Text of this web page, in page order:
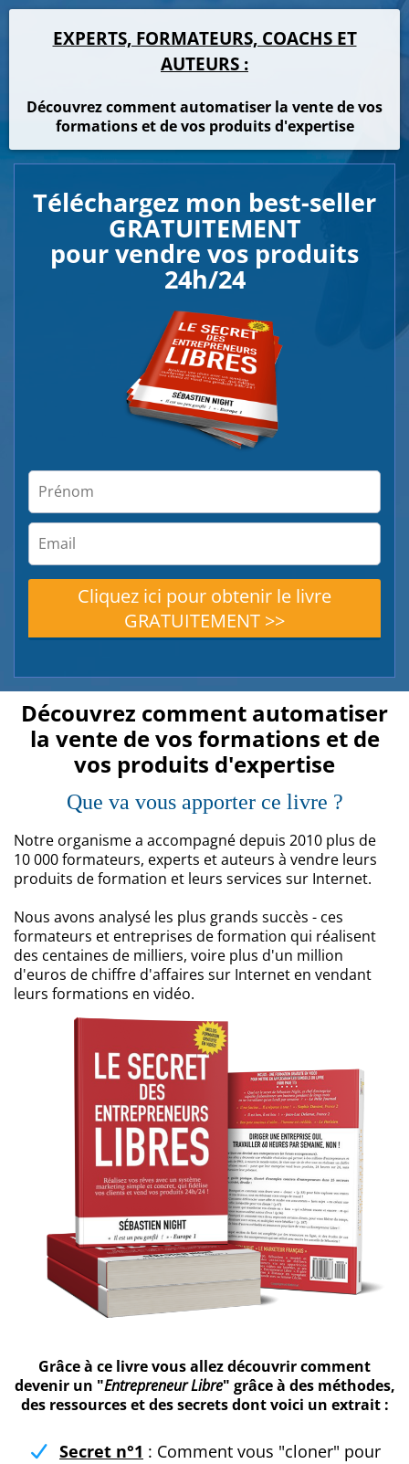
EXPERTS, FORMATEURS, COACHS ET
AUTEURS :
Découvrez comment automatiser la vente de vos
formations et de vos produits d'expertise
Téléchargez mon best-seller
GRATUITEMENT
pour vendre vos produits
24h/24
Cliquez ici pour obtenir le livre
GRATUITEMENT >>
Découvrez comment automatiser
la vente de vos formations et de
vos produits d'expertise
Que va vous apporter ce livre ?
Notre organisme a accompagné depuis 2010 plus de
10 000 formateurs, experts et auteurs à vendre leurs
produits de formation et leurs services sur Internet.
Nous avons analysé les plus grands succès - ces
formateurs et entreprises de formation qui réalisent
des centaines de milliers, voire plus d'un million
d'euros de chiffre d'affaires sur Internet en vendant
leurs formations en vidéo.
Grâce à ce livre vous allez découvrir comment
devenir un "Entrepreneur Libre" grâce à des méthodes,
des ressources et des secrets dont voici un extrait :
Secret n°1 : Comment vous "cloner" pour